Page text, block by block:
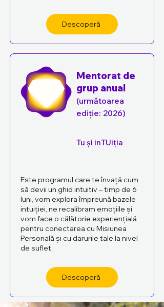
Descoperă
Mentorat de
grup anual
(următoarea
ediție: 2026)
Tu și inTUiția
Este programul care te învață cum
să devii un ghid intuitiv – timp de 6
luni, vom explora împreună bazele
intuiției, ne recalibram emoțiile și
vom face o călătorie experiențială
pentru conectarea cu Misiunea
Personală și cu darurile tale la nivel
de suflet.
Descoperă